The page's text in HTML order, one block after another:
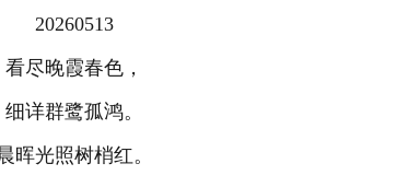
20260513
看尽晚霞春色，
细详群鹭孤鸿。
晖光照树梢红。